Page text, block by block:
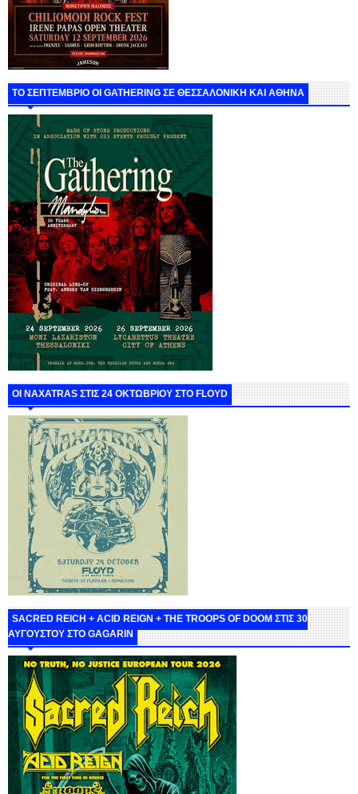
ΤΟ ΣΕΠΤΕΜΒΡΙΟ ΟΙ GATHERING ΣΕ ΘΕΣΣΑΛΟΝΙΚΗ ΚΑΙ ΑΘΗΝΑ
ΟΙ NAXATRAS ΣΤΙΣ 24 ΟΚΤΩΒΡΙΟΥ ΣΤΟ FLOYD
SACRED REICH + ACID REIGN + THE TROOPS OF DOOM ΣΤΙΣ 30
ΑΥΓΟΥΣΤΟΥ ΣΤΟ GAGARIN